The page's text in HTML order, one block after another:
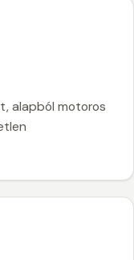
alapból motoros